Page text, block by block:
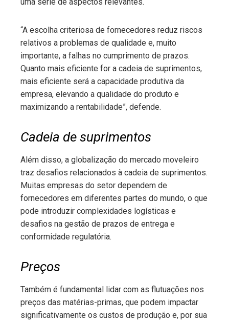
“A escolha criteriosa de fornecedores reduz riscos
relativos a problemas de qualidade e, muito
importante, a falhas no cumprimento de prazos.
Quanto mais eficiente for a cadeia de suprimentos,
mais eficiente será a capacidade produtiva da
empresa, elevando a qualidade do produto e
maximizando a rentabilidade”, defende.
Cadeia de suprimentos
Além disso, a globalização do mercado moveleiro
traz desafios relacionados à cadeia de suprimentos.
Muitas empresas do setor dependem de
fornecedores em diferentes partes do mundo, o que
pode introduzir complexidades logísticas e
desafios na gestão de prazos de entrega e
conformidade regulatória.
Preços
Também é fundamental lidar com as flutuações nos
preços das matérias-primas, que podem impactar
significativamente os custos de produção e, por sua